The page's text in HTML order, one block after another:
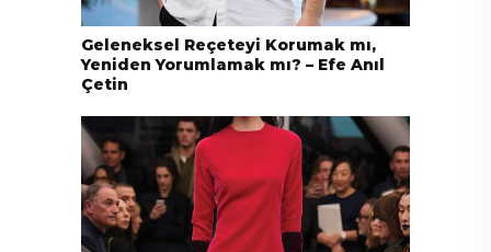
Geleneksel Reçeteyi Korumak mı,
Yeniden Yorumlamak mı? – Efe Anıl
Çetin